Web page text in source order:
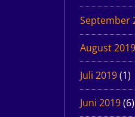
September
August 2019
Juli 2019(1)
Juni 2019(6)